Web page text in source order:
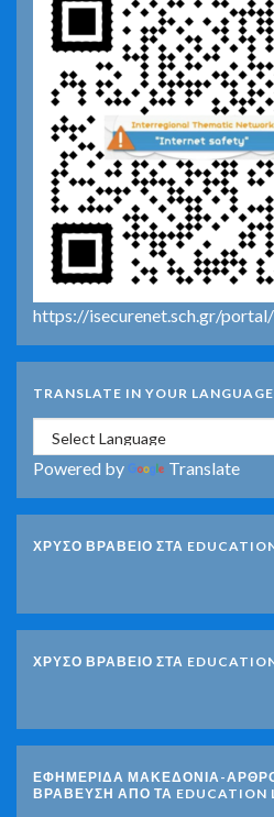
https://isecurenet.sch.gr/portal/
TRANSLATE IN YOUR LANGUAGE
Powered by Translate
ΧΡΥΣΟ ΒΡΑΒΕΙΟ ΣΤΑ EDUCATION
ΧΡΥΣΟ ΒΡΑΒΕΙΟ ΣΤΑ EDUCATION
ΕΦΗΜΕΡΙΔΑ ΜΑΚΕΔΟΝΙΑ-ΑΡΘΡΟ
ΒΡΑΒΕΥΣΗ ΑΠΟ ΤΑ EDUCATION